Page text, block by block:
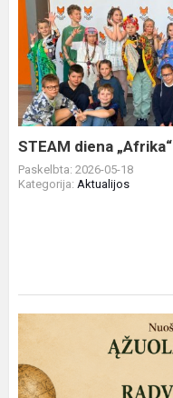
diena
„Afrika“
STEAM diena „Afrika“
Paskelbta: 2026-05-18
Kategorija: Aktualijos
Mūsų
mokiniai
–
istorijos